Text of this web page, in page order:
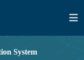
System